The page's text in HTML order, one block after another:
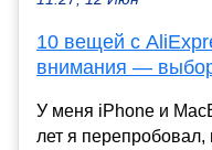
10 вещей с
внимания —
У меня iPhone и
лет я перепробовал,